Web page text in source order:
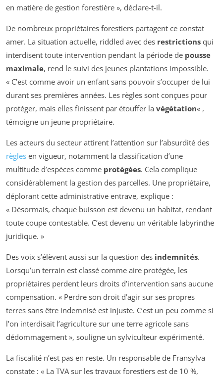
en matière de gestion forestière », déclare-t-il.
De nombreux propriétaires forestiers partagent ce constat
amer. La situation actuelle, riddled avec des restrictions qui
interdisent toute intervention pendant la période de pousse
maximale, rend le suivi des jeunes plantations impossible.
« C’est comme avoir un enfant sans pouvoir s’occuper de lui
durant ses premières années. Les règles sont conçues pour
protéger, mais elles finissent par étouffer la végétation« ,
témoigne un jeune propriétaire.
Les acteurs du secteur attirent l’attention sur l’absurdité des
règles en vigueur, notamment la classification d’une
multitude d’espèces comme protégées. Cela complique
considérablement la gestion des parcelles. Une propriétaire,
déplorant cette administrative entrave, explique :
« Désormais, chaque buisson est devenu un habitat, rendant
toute coupe contestable. C’est devenu un véritable labyrinthe
juridique. »
Des voix s’élèvent aussi sur la question des indemnités.
Lorsqu’un terrain est classé comme aire protégée, les
propriétaires perdent leurs droits d’intervention sans aucune
compensation. « Perdre son droit d’agir sur ses propres
terres sans être indemnisé est injuste. C’est un peu comme si
l’on interdisait l’agriculture sur une terre agricole sans
dédommagement », souligne un sylviculteur expérimenté.
La fiscalité n’est pas en reste. Un responsable de Fransylva
constate : « La TVA sur les travaux forestiers est de 10 %,